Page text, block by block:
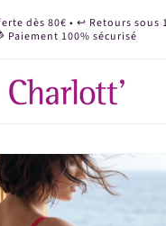
dès 80€ • ↩️ Retours sous
Paiement 100% sécurisé